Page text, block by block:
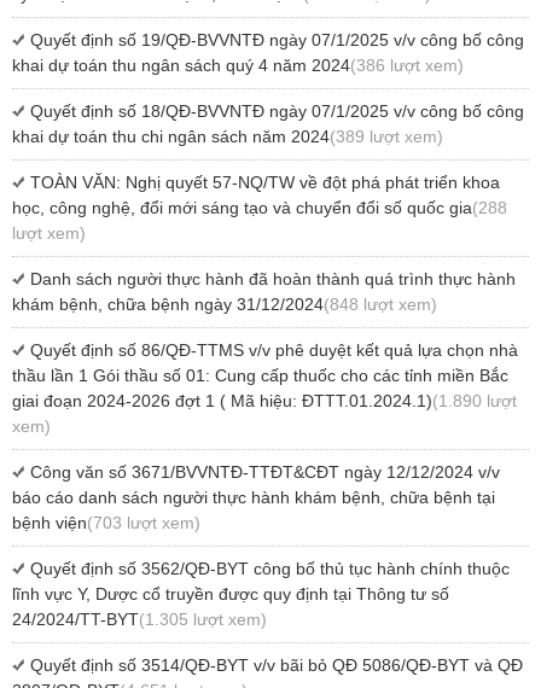
Quyết định số 19/QĐ-BVVNTĐ ngày 07/1/2025 v/v công bố công
khai dự toán thu ngân sách quý 4 năm 2024(386 lượt xem)
Quyết định số 18/QĐ-BVVNTĐ ngày 07/1/2025 v/v công bố công
khai dự toán thu chi ngân sách năm 2024(389 lượt xem)
TOÀN VĂN: Nghị quyết 57-NQ/TW về đột phá phát triển khoa
học, công nghệ, đổi mới sáng tạo và chuyển đổi số quốc gia(288
lượt xem)
Danh sách người thực hành đã hoàn thành quá trình thực hành
khám bệnh, chữa bệnh ngày 31/12/2024(848 lượt xem)
Quyết định số 86/QĐ-TTMS v/v phê duyệt kết quả lựa chọn nhà
thầu lần 1 Gói thầu số 01: Cung cấp thuốc cho các tỉnh miền Bắc
giai đoạn 2024-2026 đợt 1 ( Mã hiệu: ĐTTT.01.2024.1)(1.890 lượt
xem)
Công văn số 3671/BVVNTĐ-TTĐT&CĐT ngày 12/12/2024 v/v
báo cáo danh sách người thực hành khám bệnh, chữa bệnh tại
bệnh viện(703 lượt xem)
Quyết định số 3562/QĐ-BYT công bố thủ tục hành chính thuộc
lĩnh vực Y, Dược cổ truyền được quy định tại Thông tư số
24/2024/TT-BYT(1.305 lượt xem)
Quyết định số 3514/QĐ-BYT v/v bãi bỏ QĐ 5086/QĐ-BYT và QĐ